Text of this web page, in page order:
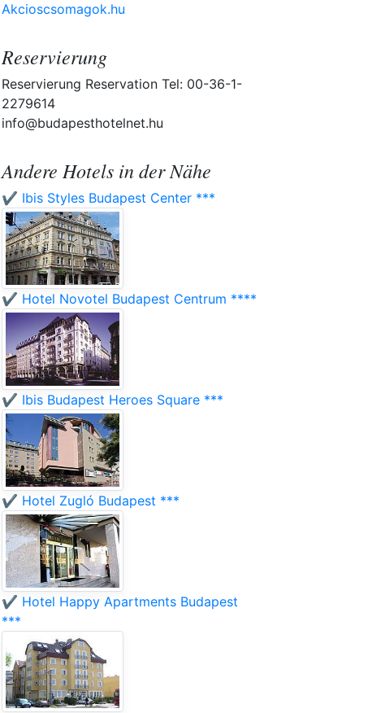
Akcioscsomagok.hu
Reservierung
Reservierung Reservation Tel: 00-36-1-
2279614
info@budapesthotelnet.hu
Andere Hotels in der Nähe
✔️ Ibis Styles Budapest Center ***
✔️ Hotel Novotel Budapest Centrum ****
✔️ Ibis Budapest Heroes Square ***
✔️ Hotel Zugló Budapest ***
✔️ Hotel Happy Apartments Budapest
***